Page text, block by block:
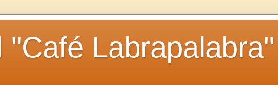
"Café Labrapalabra"